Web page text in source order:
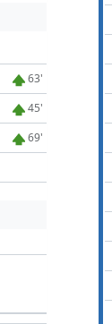
63'
45'
69'